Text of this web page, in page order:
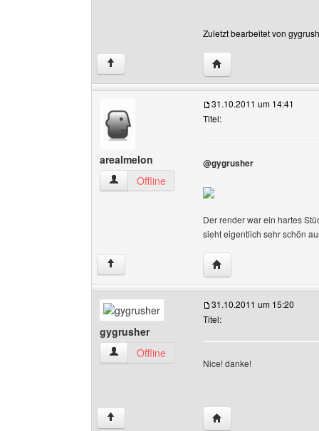
Zuletzt bearbeitet von
↑ Website dieses
arealmelon
arealmelon Benutzer-Profile anzeigen
Offline
31.10.2011 um 14:41
Titel:
@gygrusher
Der render war ein hartes
sieht eigentlich sehr schön
↑ Website dieses
gygrusher
gygrusher Benutzer-Profile anzeigen
Offline
31.10.2011 um 15:20
Titel:
Nice! danke!
↑ Website dieses